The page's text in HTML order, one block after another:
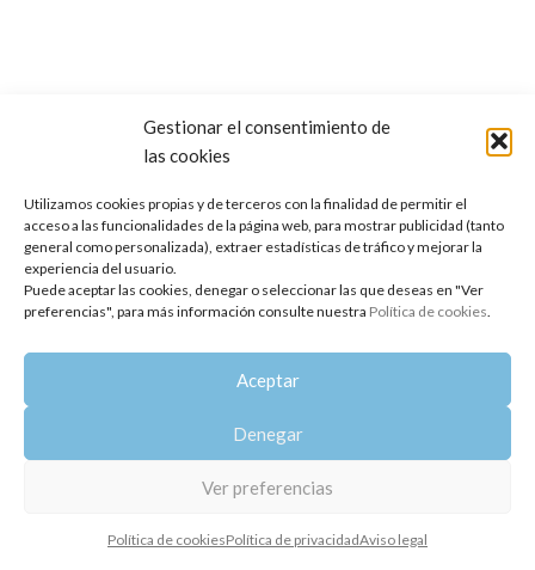
Gestionar el consentimiento de
las cookies
Utilizamos cookies propias y de terceros con la finalidad de permitir el
acceso a las funcionalidades de la página web, para mostrar publicidad (tanto
general como personalizada), extraer estadísticas de tráfico y mejorar la
experiencia del usuario.
Puede aceptar las cookies, denegar o seleccionar las que deseas en "Ver
preferencias", para más información consulte nuestra Política de cookies.
Aceptar
Denegar
Ver preferencias
Política de cookiesPolítica de privacidadAviso legal
Copyright 2014-2025
Política de privacidad Aviso legal | Política de cookies